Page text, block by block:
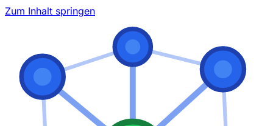
Zum Inhalt springen